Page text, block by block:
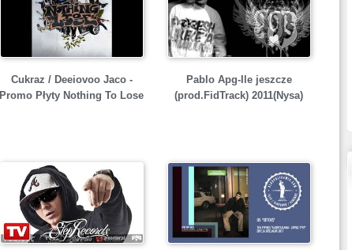
Cukraz / Deeiovoo Jaco -
Promo Płyty Nothing To Lose
Pablo Apg-Ile jeszcze
(prod.FidTrack) 2011(Nysa)